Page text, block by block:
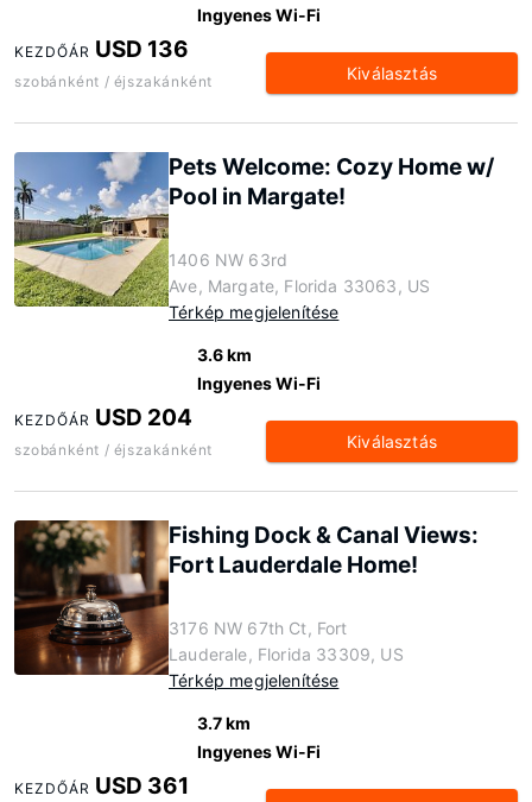
Ingyenes Wi-Fi
KEZDŐÁR USD 136
szobánként / éjszakánként Kiválasztás
Pets Welcome: Cozy Home w/
Pool in Margate!
1406 NW 63rd
Ave, Margate, Florida 33063, US
Térkép megjelenítése
3.6 km
Ingyenes Wi-Fi
KEZDŐÁR USD 204
szobánként / éjszakánként Kiválasztás
Fishing Dock & Canal Views:
Fort Lauderdale Home!
3176 NW 67th Ct, Fort
Lauderale, Florida 33309, US
Térkép megjelenítése
3.7 km
Ingyenes Wi-Fi
KEZDŐÁR USD 361